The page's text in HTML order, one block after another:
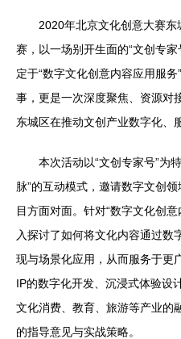
2020年北京文化创意大赛
赛，以一场别开生面的“文创专
定于“数字文化创意内容应用服
事，更是一次深度聚焦、资源对
东城区在推动文创产业数字化、
本次活动以“文创专家号”为
脉”的互动模式，邀请数字文创
目方面对面。针对“数字文化创
入探讨了如何将文化内容通过数
现与场景化应用，从而服务于更
IP的数字化开发、沉浸式体验设
文化消费、教育、旅游等产业的
的指导意见与实战策略。